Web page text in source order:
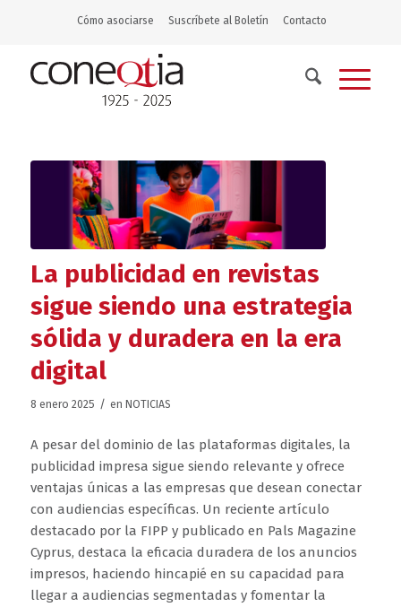
Cómo asociarse Suscríbete al Boletín Contacto
La publicidad en revistas
sigue siendo una estrategia
sólida y duradera en la era
digital
8 enero 2025 / en NOTICIAS
A pesar del dominio de las plataformas digitales, la
publicidad impresa sigue siendo relevante y ofrece
ventajas únicas a las empresas que desean conectar
con audiencias específicas. Un reciente artículo
destacado por la FIPP y publicado en Pals Magazine
Cyprus, destaca la eficacia duradera de los anuncios
impresos, haciendo hincapié en su capacidad para
llegar a audiencias segmentadas y fomentar la